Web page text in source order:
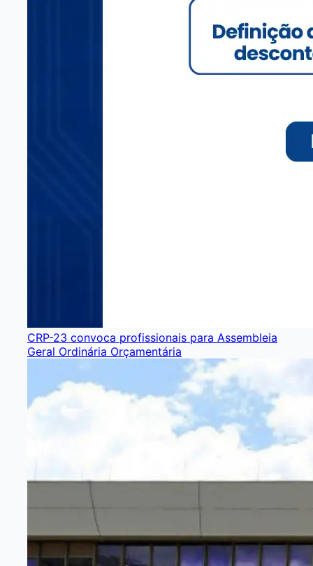
CRP-23 convoca profissionais para Assembleia
Geral Ordinária Orçamentária